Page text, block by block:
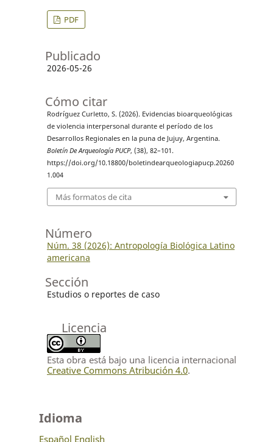
PDF
Publicado
2026-05-26
Cómo citar
Rodríguez Curletto, S. (2026). Evidencias bioarqueológicas
de violencia interpersonal durante el período de los
Desarrollos Regionales en la puna de Jujuy, Argentina.
Boletín De Arqueología PUCP, (38), 82–101.
https://doi.org/10.18800/boletindearqueologiapucp.20260
1.004
Más formatos de cita
Número
Núm. 38 (2026): Antropología Biológica Latino
americana
Sección
Estudios o reportes de caso
Licencia
Esta obra está bajo una licencia internacional
Creative Commons Atribución 4.0.
Idioma
Español English